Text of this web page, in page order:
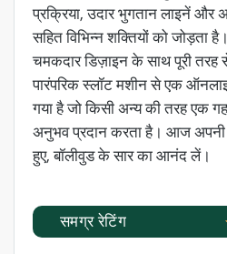
प्रक्रिया, उदार भुगतान लाइनें और
सहित विभिन्न शक्तियों को जोड़ता
चमकदार डिज़ाइन के साथ पूरी
पारंपरिक स्लॉट मशीन से एक
गया है जो किसी अन्य की तरह एक
अनुभव प्रदान करता है। आज अपनी
हुए, बॉलीवुड के सार का आनंद लें।
समग्र रेटिंग